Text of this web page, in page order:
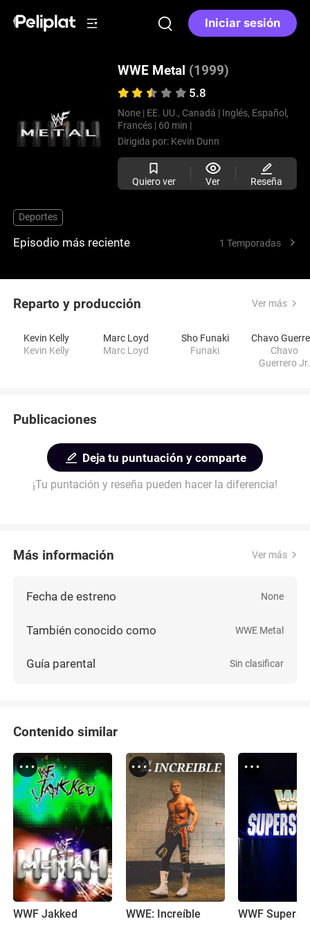
Iniciar sesión
WWE Metal (1999)
5.8
None | EE. UU., Canadá | Inglés, Español,
Francés | 60 min |
Dirigida por: Kevin Dunn
Quiero ver Ver Reseña
Deportes
Episodio más reciente 1 Temporadas
Reparto y producción Ver más
Kevin Kelly
Kevin Kelly
Marc Loyd
Marc Loyd
Sho Funaki
Funaki
Chavo
Guerrero Jr.
Publicaciones
Deja tu puntuación y comparte
¡Tu puntación y reseña pueden hacer la diferencia!
Más información Ver más
Fecha de estreno None
También conocido como WWE Metal
Guía parental Sin clasificar
Contenido similar
WWF Jakked WWE: Increíble WWF